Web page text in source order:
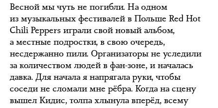
Весной мы чуть не погибли. На одном
из музыкальных фестивалей в Польше Red Hot
Chili Peppers играли свой новый альбом,
а местные подростки, в свою очередь,
несдержанно пили. Организаторы не уследили
за количеством людей в фан-зоне, и началась
давка. Для начала я напрягала руки, чтобы
соседи не сломали мне рёбра. Когда на сцену
вышел Кидис, толпа хлынула вперёд, всему